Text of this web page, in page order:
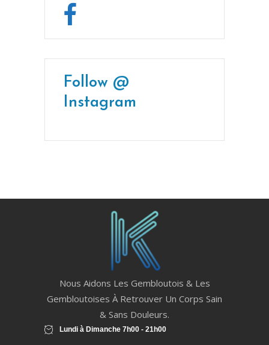
Follow @
Instagram
Nous Aidons Les Gembloutois & Les
Gembloutoises À Retrouver Un Corps Sain
& Sans Douleurs.
Lundi à Dimanche 7h00 - 21h00